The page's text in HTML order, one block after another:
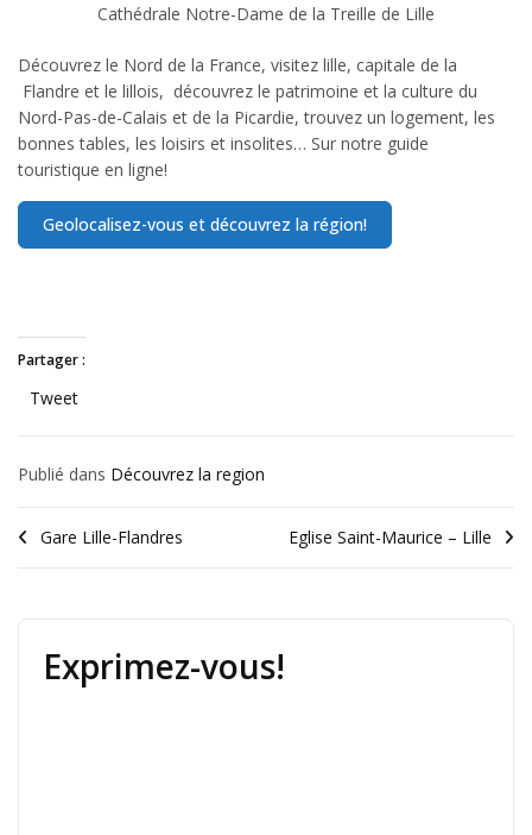
Cathédrale Notre-Dame de la Treille de Lille
Découvrez le Nord de la France, visitez lille, capitale de la
Flandre et le lillois, découvrez le patrimoine et la culture du
Nord-Pas-de-Calais et de la Picardie, trouvez un logement, les
bonnes tables, les loisirs et insolites… Sur notre guide
touristique en ligne!
Partager :
Tweet
Publié dans Découvrez la region
Gare Lille-Flandres Eglise Saint-Maurice – Lille
Exprimez-vous!